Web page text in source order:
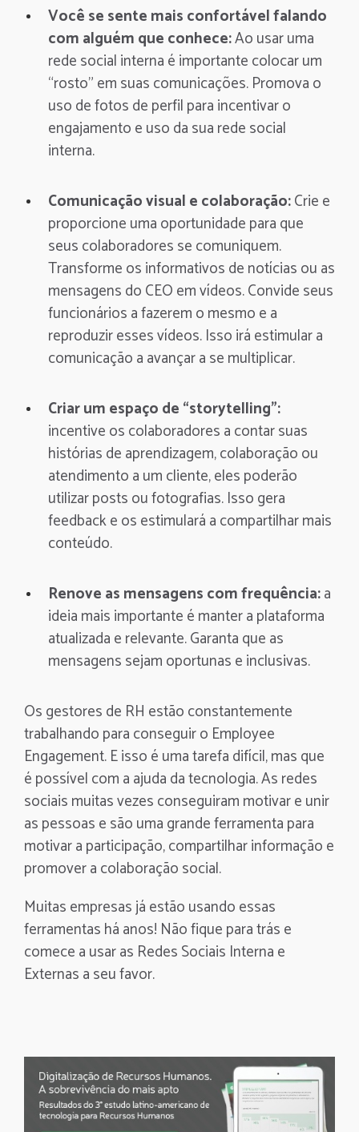
Você se sente mais confortável falando
com alguém que conhece:Ao usar uma
rede social interna é importante colocar um
“rosto” em suas comunicações. Promova o
uso de fotos de perfil para incentivar o
engajamento e uso da sua rede social
interna.
Comunicação visual e colaboração:Crie e
proporcione uma oportunidade para que
seus colaboradores se comuniquem.
Transforme os informativos de notícias ou as
mensagens do CEO em vídeos. Convide seus
funcionários a fazerem o mesmo e a
reproduzir esses vídeos. Isso irá estimular a
comunicação a avançar a se multiplicar.
Criar um espaço de “storytelling”:
incentive os colaboradores a contar suas
histórias de aprendizagem, colaboração ou
atendimento a um cliente, eles poderão
utilizar posts ou fotografias. Isso gera
feedback e os estimulará a compartilhar mais
conteúdo.
Renove as mensagens com frequência:a
ideia mais importante é manter a plataforma
atualizada e relevante. Garanta que as
mensagens sejam oportunas e inclusivas.
Os gestores de RH estão constantemente
trabalhando para conseguir o Employee
Engagement. E isso é uma tarefa difícil, mas que
é possível com a ajuda da tecnologia. As redes
sociais muitas vezes conseguiram motivar e unir
as pessoas e são uma grande ferramenta para
motivar a participação, compartilhar informação e
promover a colaboração social.
Muitas empresas já estão usando essas
ferramentas há anos! Não fique para trás e
comece a usar as Redes Sociais Interna e
Externas a seu favor.